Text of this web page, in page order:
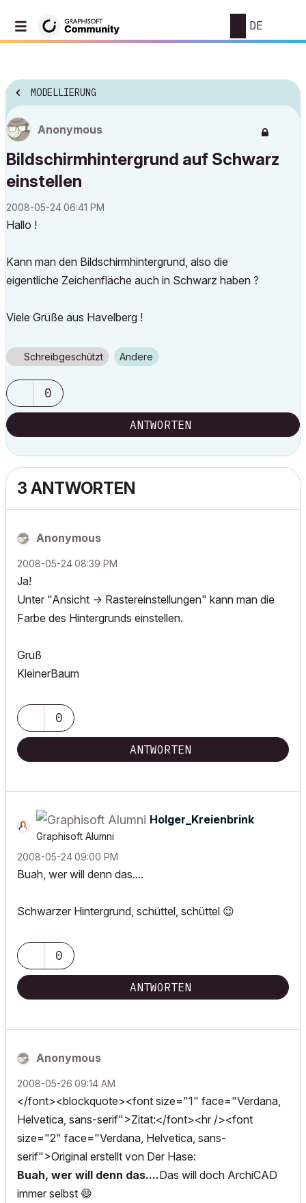
DE
MODELLIERUNG
Anonymous
Bildschirmhintergrund auf Schwarz
einstellen
‎2008-05-2406:41 PM
Hallo !
Kann man den Bildschirmhintergrund, also die
eigentliche Zeichenfläche auch in Schwarz haben ?
Viele Grüße aus Havelberg !
Schreibgeschützt Andere
0
ANTWORTEN
3 ANTWORTEN
Anonymous
‎2008-05-2408:39 PM
Ja!
Unter "Ansicht -> Rastereinstellungen" kann man die
Farbe des Hintergrunds einstellen.
Gruß
KleinerBaum
0
ANTWORTEN
Holger_Kreienbrink
Graphisoft Alumni
‎2008-05-2409:00 PM
Buah, wer will denn das....
Schwarzer Hintergrund, schüttel, schüttel 😉
0
ANTWORTEN
Anonymous
‎2008-05-26 09:14 AM
</font><blockquote><font size="1" face="Verdana,
Helvetica, sans-serif">Zitat:</font><hr /><font
size="2" face="Verdana, Helvetica, sans-
serif">Original erstellt von Der Hase:
Buah, wer will denn das....Das will doch ArchiCAD
immer selbst 😄